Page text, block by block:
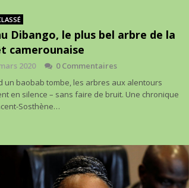
Dibango, le plus bel arbre de la
camerounaise
2020
0 Commentaires
un baobab tombe, les arbres aux alentours
en silence – sans faire de bruit. Une chronique
Sosthène…